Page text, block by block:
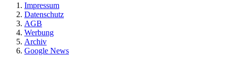
Impressum
Datenschutz
AGB
Werbung
Archiv
Google News